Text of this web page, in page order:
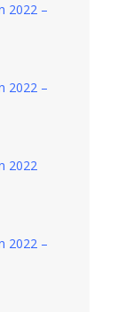
2022 –
2022 –
2022
2022 –